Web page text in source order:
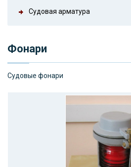
Судовая арматура
Фонари
Судовые фонари